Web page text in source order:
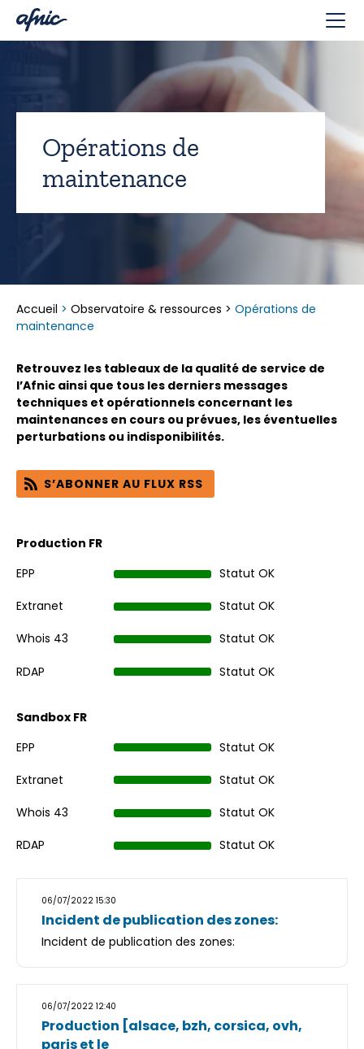
Opérations de
maintenance
Accueil > Observatoire & ressources > Opérations de
maintenance
Retrouvez les tableaux de la qualité de service de
l’Afnic ainsi que tous les derniers messages
techniques et opérationnels concernant les
maintenances en cours ou prévues, les éventuelles
perturbations ou indisponibilités.
S’ABONNER AU FLUX RSS
Production FR
EPP
Statut OK
Extranet Statut OK
Whois 43 Statut OK
RDAP Statut OK
Sandbox FR
EPP
Statut OK
Extranet Statut OK
Whois 43 Statut OK
RDAP Statut OK
06/07/2022 15:30
Incident de publication des zones:
Incident de publication des zones:
06/07/2022 12:40
Production [alsace, bzh, corsica, ovh,
paris et le
Panneau de gestion des cookies